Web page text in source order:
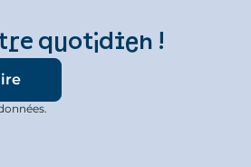
quotidien !